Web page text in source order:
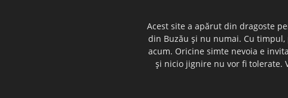
Acest site a apărut din dragoste
din Buzău şi nu numai. Cu
acum. Oricine simte nevoia e
şi nicio jignire nu vor fi tolerate.